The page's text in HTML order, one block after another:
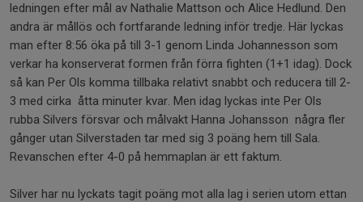
ledningen efter mål av Nathalie Mattson och Alice Hedlund. Den
andra är mållös och fortfarande ledning inför tredje. Här lyckas
man efter 8:56 öka på till 3-1 genom Linda Johannesson som
verkar ha konserverat formen från förra fighten (1+1 idag). Dock
så kan Per Ols komma tillbaka relativt snabbt och reducera till 2-
3 med cirka åtta minuter kvar. Men idag lyckas inte Per Ols
rubba Silvers försvar och målvakt Hanna Johansson några fler
gånger utan Silverstaden tar med sig 3 poäng hem till Sala.
Revanschen efter 4-0 på hemmaplan är ett faktum.
Silver har nu lyckats tagit poäng mot alla lag i serien utom ettan